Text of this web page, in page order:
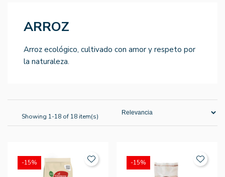
ARROZ
Arroz ecológico, cultivado con amor y respeto por
la naturaleza.
Showing 1-18 of 18 item(s)
-15% -15%